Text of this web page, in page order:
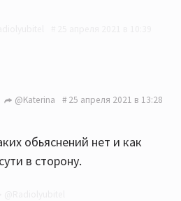
случае от меня никаких
@Katerina 25 апреля 2021 в 13:28
обьяснений нет и как
в сторону.